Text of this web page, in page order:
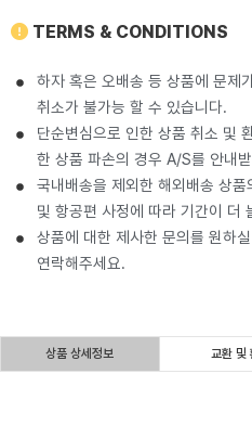
TERMS & CONDITIONS
하자 혹은 오배송 등 상품에 문제
취소가 불가능 할 수 있습니다.
단순변심으로 인한 상품 취소 및
한 상품 파손의 경우 A/S를 안내
국내배송을 제외한 해외배송 상
및 항공편 사정에 따라 기간이 더
상품에 대한 제사한 문의를 원하
연락해주세요.
상품 상세정보 교환 및